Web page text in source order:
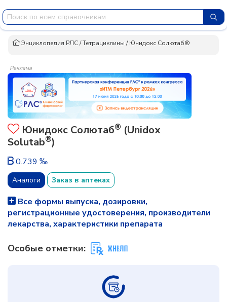
Энциклопедия РЛС/Тетрациклины /Юнидокс Солютаб®
Реклама
Юнидокс Солютаб® (Unidox
Solutab®)
0.739 ‰
Аналоги Заказ в аптеках
Все формы выпуска, дозировки,
регистрационные удостоверения, производители
лекарства, характеристики препарата
Особые отметки: